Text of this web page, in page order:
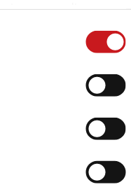
uns kontaktieren
Daten verarbeiten.